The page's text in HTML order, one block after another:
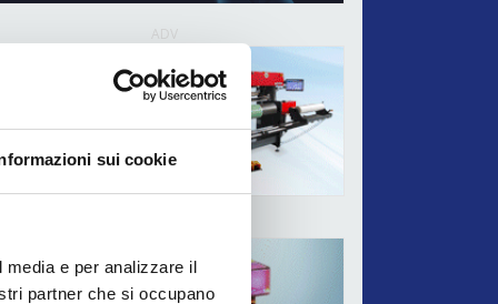
sui cookie
e per analizzare il
partner che si occupano
ADV